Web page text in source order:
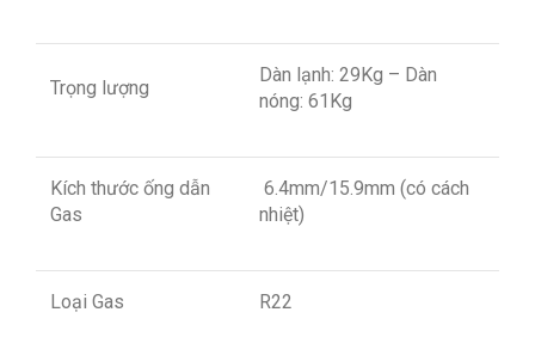
Trọng lượng
Dàn lạnh: 29Kg – Dàn
nóng: 61Kg
Kích thước ống dẫn
Gas
6.4mm/15.9mm (có cách
nhiệt)
Loại Gas R22